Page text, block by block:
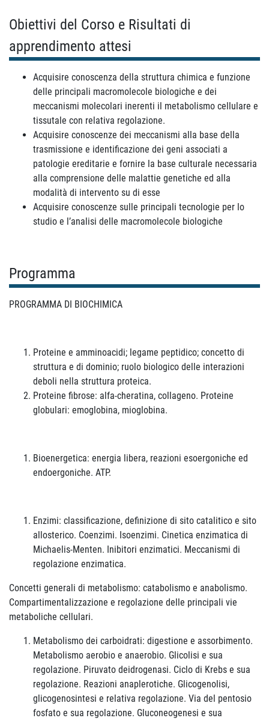
Obiettivi del Corso e Risultati di
apprendimento attesi
Acquisire conoscenza della struttura chimica e funzione
delle principali macromolecole biologiche e dei
meccanismi molecolari inerenti il metabolismo cellulare e
tissutale con relativa regolazione.
Acquisire conoscenze dei meccanismi alla base della
trasmissione e identificazione dei geni associati a
patologie ereditarie e fornire la base culturale necessaria
alla comprensione delle malattie genetiche ed alla
modalità di intervento su di esse
Acquisire conoscenze sulle principali tecnologie per lo
studio e l’analisi delle macromolecole biologiche
Programma
PROGRAMMA DI BIOCHIMICA
Proteine e amminoacidi; legame peptidico; concetto di
struttura e di dominio; ruolo biologico delle interazioni
deboli nella struttura proteica.
Proteine fibrose: alfa-cheratina, collageno. Proteine
globulari: emoglobina, mioglobina.
Bioenergetica: energia libera, reazioni esoergoniche ed
endoergoniche. ATP.
Enzimi: classificazione, definizione di sito catalitico e sito
allosterico. Coenzimi. Isoenzimi. Cinetica enzimatica di
Michaelis-Menten. Inibitori enzimatici. Meccanismi di
regolazione enzimatica.
Concetti generali di metabolismo: catabolismo e anabolismo.
Compartimentalizzazione e regolazione delle principali vie
metaboliche cellulari.
Metabolismo dei carboidrati: digestione e assorbimento.
Metabolismo aerobio e anaerobio. Glicolisi e sua
regolazione. Piruvato deidrogenasi. Ciclo di Krebs e sua
regolazione. Reazioni anaplerotiche. Glicogenolisi,
glicogenosintesi e relativa regolazione. Via del pentosio
fosfato e sua regolazione. Gluconeogenesi e sua